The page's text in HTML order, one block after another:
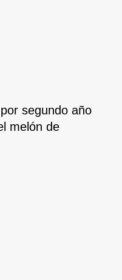
segundo año
melón de